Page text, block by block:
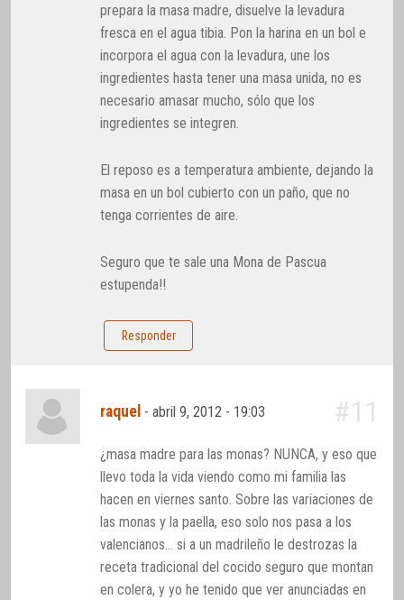
prepara la masa madre, disuelve la levadura
fresca en el agua tibia. Pon la harina en un bol e
incorpora el agua con la levadura, une los
ingredientes hasta tener una masa unida, no es
necesario amasar mucho, sólo que los
ingredientes se integren.
El reposo es a temperatura ambiente, dejando la
masa en un bol cubierto con un paño, que no
tenga corrientes de aire.
Seguro que te sale una Mona de Pascua
estupenda!!
Responder
raquel -abril 9, 2012 - 19:03 #11
¿masa madre para las monas? NUNCA, y eso que
llevo toda la vida viendo como mi familia las
hacen en viernes santo. Sobre las variaciones de
las monas y la paella, eso solo nos pasa a los
valencianos… si a un madrileño le destrozas la
receta tradicional del cocido seguro que montan
en colera, y yo he tenido que ver anunciadas en